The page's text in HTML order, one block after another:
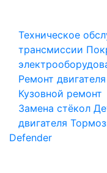
Техническое
трансмиссии
Ремонт двигателя
Кузовной ремонт
Замена стёкол
двигателя
Defender